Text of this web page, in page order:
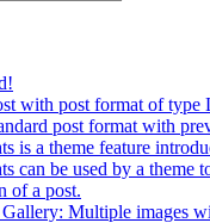
with post format of type
post format with
is a theme feature
can be used by a theme
of a post.
Multiple images